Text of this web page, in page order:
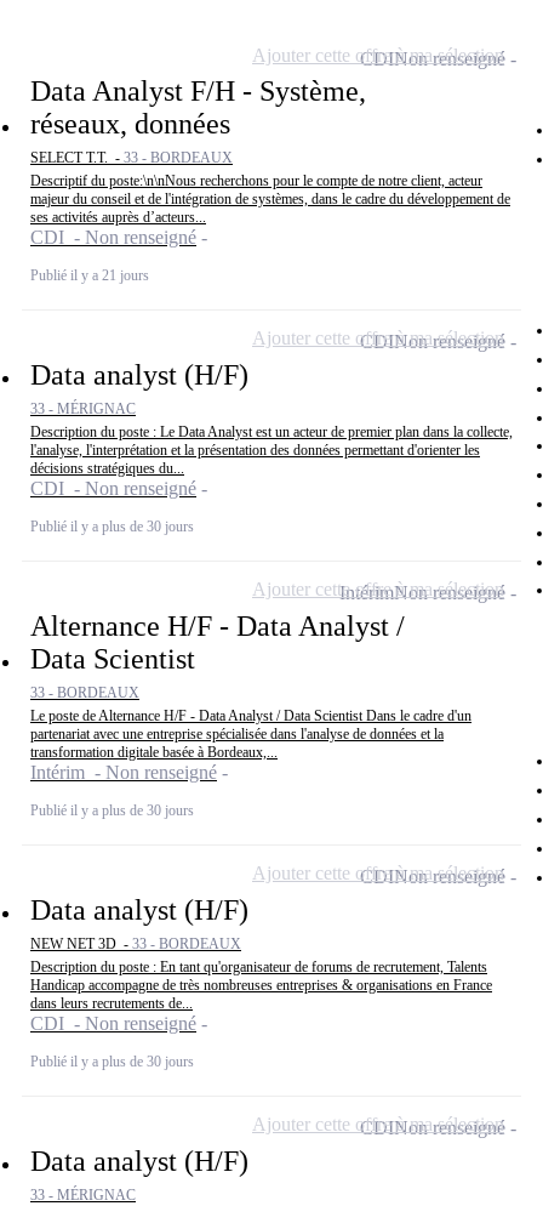
Data Analyst F/H - Système,
réseaux, données
SELECT T.T. - 33 - BORDEAUX
Descriptif du poste:\n\nNous recherchons pour le compte de notre client, acteur
majeur du conseil et de l'intégration de systèmes, dans le cadre du développement de
ses activités auprès d’acteurs...
CDI - Non renseigné
Publié il y a 21 jours
CDINon renseigné
Ajouter cette offre à ma sélection
Data analyst (H/F)
33 - MÉRIGNAC
Description du poste : Le Data Analyst est un acteur de premier plan dans la collecte,
l'analyse, l'interprétation et la présentation des données permettant d'orienter les
décisions stratégiques du...
CDI - Non renseigné
Publié il y a plus de 30 jours
CDINon renseigné
Ajouter cette offre à ma sélection
Alternance H/F - Data Analyst /
Data Scientist
33 - BORDEAUX
Le poste de Alternance H/F - Data Analyst / Data Scientist Dans le cadre d'un
partenariat avec une entreprise spécialisée dans l'analyse de données et la
transformation digitale basée à Bordeaux,...
Intérim - Non renseigné
Publié il y a plus de 30 jours
IntérimNon renseigné
Ajouter cette offre à ma sélection
Data analyst (H/F)
NEW NET 3D - 33 - BORDEAUX
Description du poste : En tant qu'organisateur de forums de recrutement, Talents
Handicap accompagne de très nombreuses entreprises & organisations en France
dans leurs recrutements de...
CDI - Non renseigné
Publié il y a plus de 30 jours
CDINon renseigné
Ajouter cette offre à ma sélection
Data analyst (H/F)
33 - MÉRIGNAC
CDINon renseigné
Ajouter cette offre à ma sélection